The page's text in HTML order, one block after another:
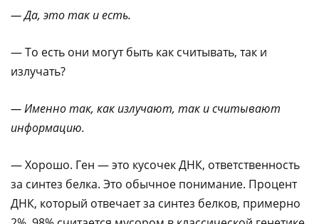
— Да, это так и есть.
— То есть они могут быть как считывать, так и
излучать?
— Именно так, как излучают, так и считывают
информацию.
— Хорошо. Ген — это кусочек ДНК, ответственность
за синтез белка. Это обычное понимание. Процент
ДНК, который отвечает за синтез белков, примерно